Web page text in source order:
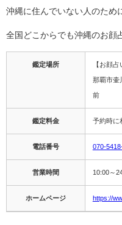
沖縄に住んでいない人のため
全国どこからでも沖縄のお顔
鑑定場所 【お顔占
那覇市壷
前
鑑定料金 予約時に
電話番号 070-
営業時間 10:00～
ホームページ https://